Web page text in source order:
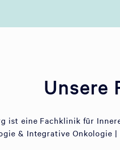
Unsere
ist eine Fachklinik für
& Integrative Onkologie